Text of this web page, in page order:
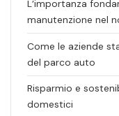
L’importanza
manutenzione nel
Come le aziende
del parco auto
Risparmio e
domestici